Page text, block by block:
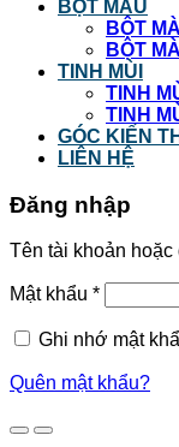
BỘT MÀU
BỘT
BỘT
TINH MÙI
TINH
TINH
GÓC KIẾN
LIÊN HỆ
Đăng nhập
Tên tài khoản hoặc
Mật khẩu *
Ghi nhớ mật
Quên mật khẩu?